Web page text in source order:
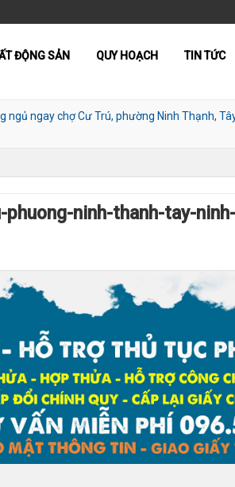
ĐỘNG SẢN QUY HOẠCH TIN TỨC
ngủ ngay chợ Cư Trú, phường Ninh Thạnh,
ninh-thanh-tay-ninh-